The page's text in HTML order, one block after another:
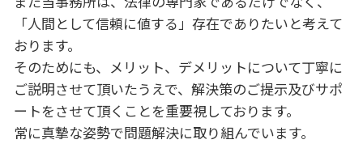
「人間として信頼に値する」存在でありたいと考えて
おります。
そのためにも、メリット、デメリットについて丁寧に
ご説明させて頂いたうえで、解決策のご提示及びサポ
ートをさせて頂くことを重要視しております。
常に真摯な姿勢で問題解決に取り組んでいます。